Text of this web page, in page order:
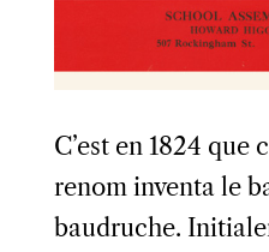
C’est en 1824 que
renom inventa le
baudruche.